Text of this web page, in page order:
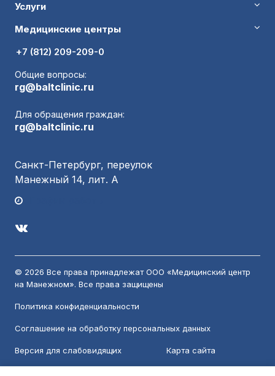
Услуги
Медицинские центры
+7 (812) 209-209-0
Общие вопросы:
rg@baltclinic.ru
Для обращения граждан:
rg@baltclinic.ru
Санкт-Петербург, переулок
Манежный 14, лит. А
© 2026 Все права принадлежат ООО «Медицинский центр
на Манежном». Все права защищены
Политика конфиденциальности
Соглашение на обработку персональных данных
Версия для слабовидящих Карта сайта